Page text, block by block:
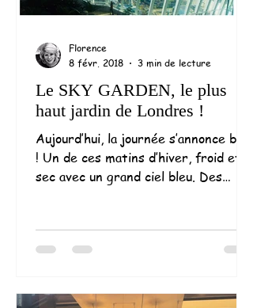
Le SKY GARDEN, le plus
haut jardin de Londres !
Aujourd’hui, la journée s’annonce bien
! Un de ces matins d’hiver, froid et
sec avec un grand ciel bleu. Des
Florence
8 févr. 2018
3 min de lecture